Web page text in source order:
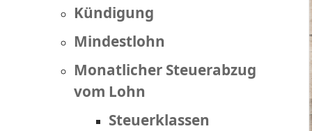
Kündigung
Mindestlohn
Monatlicher Steuerabzug
vom Lohn
Steuerklassen